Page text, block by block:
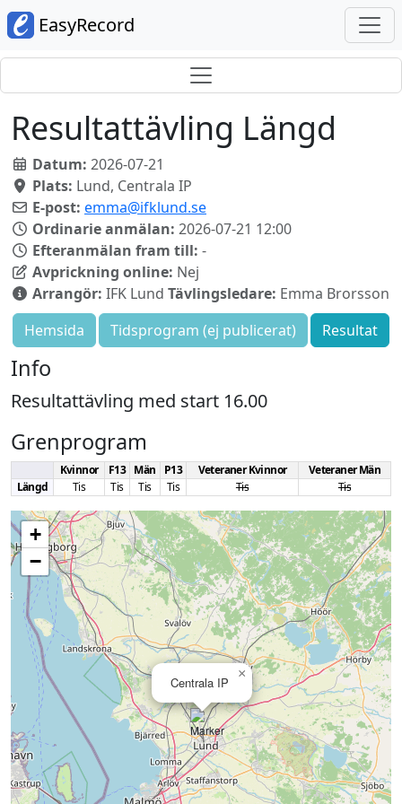
EasyRecord
Resultattävling Längd
Datum: 2026-07-21
Plats: Lund, Centrala IP
E-post: emma@ifklund.se
Ordinarie anmälan: 2026-07-21 12:00
Efteranmälan fram till: -
Avprickning online: Nej
Arrangör: IFK Lund Tävlingsledare: Emma Brorsson
Hemsida
Tidsprogram (ej publicerat) Resultat
Info
Resultattävling med start 16.00
Grenprogram
Kvinnor F13 Män P13 Veteraner Kvinnor
Veteraner Män
Längd
Tis Tis Tis Tis Tis Tis
Centrala IP
×
+
−